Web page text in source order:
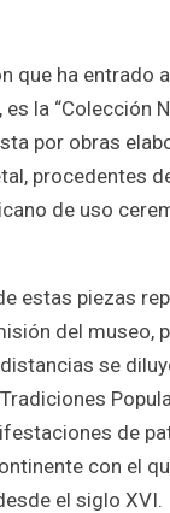
que ha entrado
la “Colección
por obras
procedentes
de uso
estas piezas
del museo,
se
de
con el
el siglo XVI.